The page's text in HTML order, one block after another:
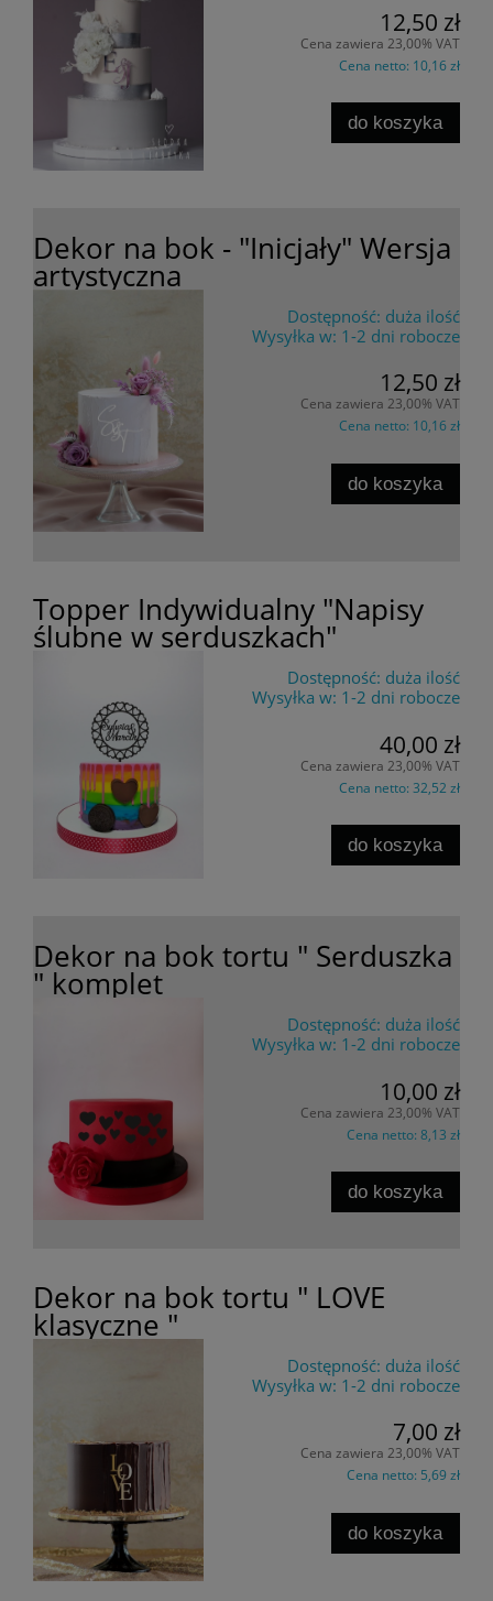
12,50 zł
Cena zawiera 23,00% VAT
Cena netto: 10,16 zł
do koszyka
Dekor na bok - "Inicjały" Wersja
artystyczna
Dostępność: duża ilość
Wysyłka w: 1-2 dni robocze
12,50 zł
Cena zawiera 23,00% VAT
Cena netto: 10,16 zł
do koszyka
Topper Indywidualny "Napisy
ślubne w serduszkach"
Dostępność: duża ilość
Wysyłka w: 1-2 dni robocze
40,00 zł
Cena zawiera 23,00% VAT
Cena netto: 32,52 zł
do koszyka
Dekor na bok tortu " Serduszka
" komplet
Dostępność: duża ilość
Wysyłka w: 1-2 dni robocze
10,00 zł
Cena zawiera 23,00% VAT
Cena netto: 8,13 zł
do koszyka
Dekor na bok tortu " LOVE
klasyczne "
Dostępność: duża ilość
Wysyłka w: 1-2 dni robocze
7,00 zł
Cena zawiera 23,00% VAT
Cena netto: 5,69 zł
do koszyka